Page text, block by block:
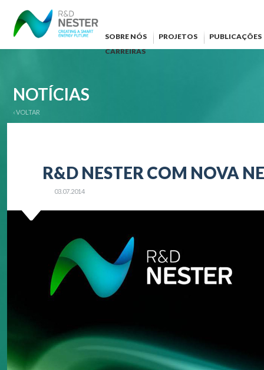
SOBRE NÓS PROJETOS
PUBLICAÇÕES
CARREIRAS
NOTÍCIAS
‹ VOLTAR
R&D NESTER COM NOVA
03.07.2014